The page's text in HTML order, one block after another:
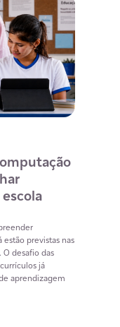
previstas nas
desafio das
já
aprendizagem